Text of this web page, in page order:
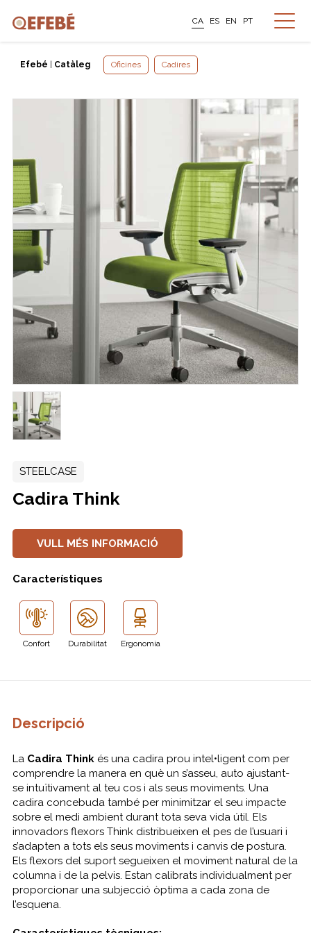
CA ES EN PT
Efebé Catàleg Oficines Cadires
STEELCASE
Cadira Think
VULL MÉS INFORMACIÓ
Característiques
Confort Durabilitat Ergonomia
Descripció
La Cadira Think és una cadira prou intel•ligent com per
comprendre la manera en què un s’asseu, auto ajustant-
se intuïtivament al teu cos i als seus moviments. Una
cadira concebuda també per minimitzar el seu impacte
sobre el medi ambient durant tota seva vida útil. Els
innovadors flexors Think distribueixen el pes de l’usuari i
s’adapten a tots els seus moviments i canvis de postura.
Els flexors del suport segueixen el moviment natural de la
columna i de la pelvis. Estan calibrats individualment per
proporcionar una subjecció òptima a cada zona de
l’esquena.